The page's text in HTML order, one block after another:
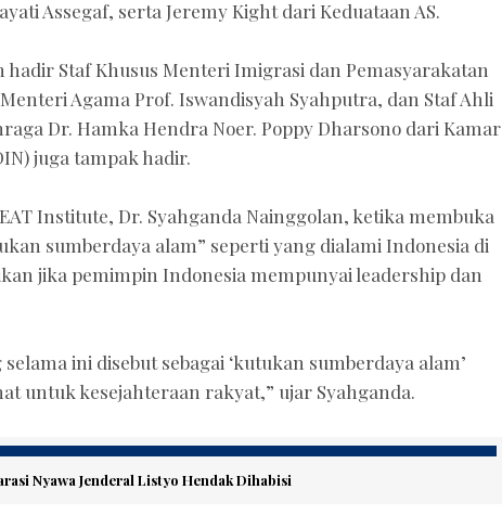
Assegaf, serta Jeremy Kight dari Keduataan AS.
Staf Khusus Menteri Imigrasi dan Pemasyarakatan
Agama Prof. Iswandisyah Syahputra, dan Staf Ahli
Dr. Hamka Hendra Noer. Poppy Dharsono dari Kamar
juga tampak hadir.
Institute, Dr. Syahganda Nainggolan, ketika membuka
sumberdaya alam” seperti yang dialami Indonesia di
jika pemimpin Indonesia mempunyai leadership dan
ini disebut sebagai ‘kutukan sumberdaya alam’
untuk kesejahteraan rakyat,” ujar Syahganda.
Nyawa Jenderal Listyo Hendak Dihabisi